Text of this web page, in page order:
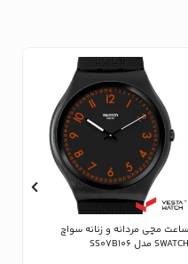
ساعت مچی مردانه و زنانه سواچ
SWATCH مدل SS07B106